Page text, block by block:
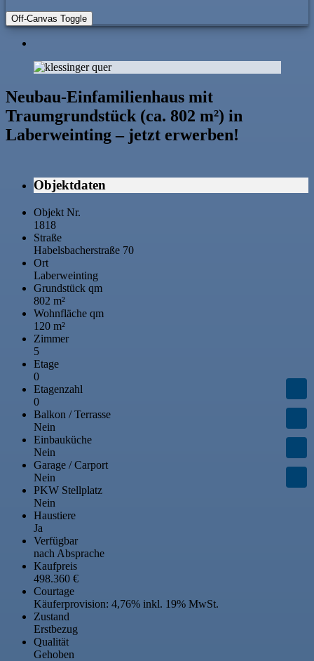
Off-Canvas Toggle
Neubau-Einfamilienhaus mit
Traumgrundstück (ca. 802 m²) in
Laberweinting – jetzt erwerben!
Objektdaten
Objekt Nr.
1818
Straße
Habelsbacherstraße 70
Ort
Laberweinting
Grundstück qm
802 m²
Wohnfläche qm
120 m²
Zimmer
5
Etage
0
Etagenzahl
0
Balkon / Terrasse
Nein
Einbauküche
Nein
Garage / Carport
Nein
PKW Stellplatz
Nein
Haustiere
Ja
Verfügbar
nach Absprache
Kaufpreis
498.360 €
Courtage
Käuferprovision: 4,76% inkl. 19% MwSt.
Zustand
Erstbezug
Qualität
Gehoben